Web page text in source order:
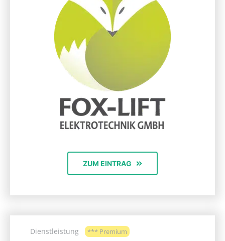
ZUM EINTRAG
Dienstleistung *** Premium